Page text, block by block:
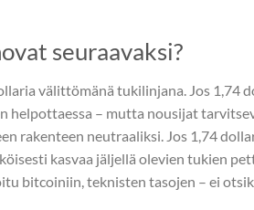
seuraavaksi?
välittömänä tukilinjana. Jos 1,74
helpottaessa – mutta nousijat
rakenteen neutraaliksi. Jos 1,74
kasvaa jäljellä olevien tukien
bitcoiniin, teknisten tasojen – ei